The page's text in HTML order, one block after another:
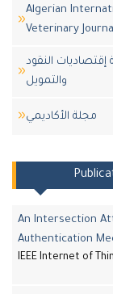
Algerian
Veterinary
إقتصاديات النقود
والتمويل
مجلة اﻷكاديمي
An Intersection
Authentication
IEEE Internet of